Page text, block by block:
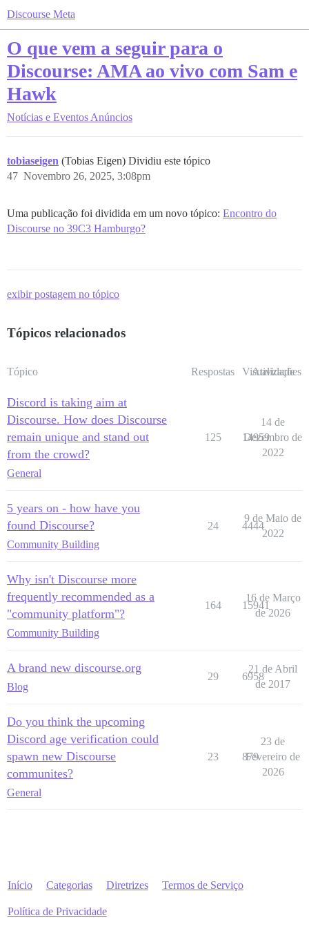
Discourse Meta
O que vem a seguir para o
Discourse: AMA ao vivo com Sam e
Hawk
Notícias e Eventos Anúncios
tobiaseigen (Tobias Eigen) Dividiu este tópico
Novembro 26, 2025, 3:08pm
47
Uma publicação foi dividida em um novo tópico: Encontro do
Discourse no 39C3 Hamburgo?
exibir postagem no tópico
Tópicos relacionados
Tópico Respostas Visualizações
Atividade
Discord is taking aim at
Discourse. How does Discourse
remain unique and stand out
from the crowd?
General
125 14959
14 de
Dezembro de
2022
5 years on - how have you
found Discourse?
Community Building
24 4444
9 de Maio de
2022
Why isn't Discourse more
frequently recommended as a
"community platform"?
Community Building
164 15941
16 de Março
de 2026
A brand new discourse.org
Blog
29 6958
21 de Abril
de 2017
Do you think the upcoming
Discord age verification could
spawn new Discourse
communites?
General
23 879
23 de
Fevereiro de
2026
Início Categorias Diretrizes Termos de Serviço
Política de Privacidade